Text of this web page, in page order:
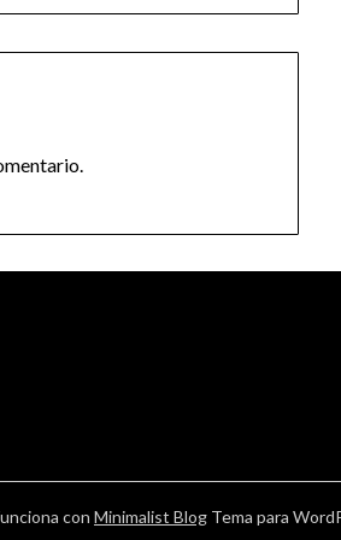
con Minimalist Blog Tema para